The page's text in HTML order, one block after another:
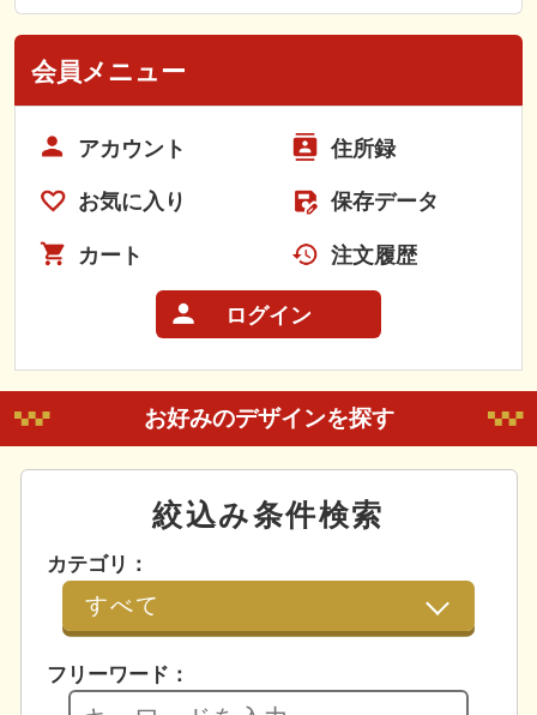
会員メニュー
アカウント 住所録
お気に入り 保存データ
カート 注文履歴
ログイン
お好みのデザインを探す
絞込み条件検索
カテゴリ：
フリーワード：